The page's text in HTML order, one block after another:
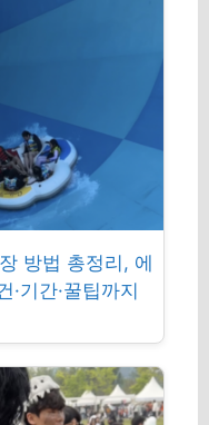
방법 총정리, 에
·기간·꿀팁까지